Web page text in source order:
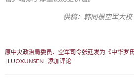
供稿：韩同根空军大
原中央政治局委员、空军司令张廷发为《中华罗
LUOXUNSEN 添加评论